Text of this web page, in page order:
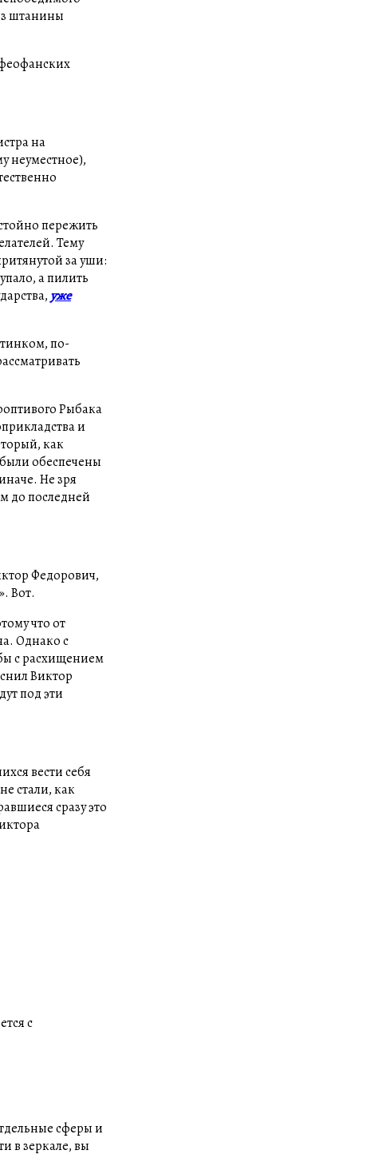
штанины
на
неуместное),
пережить
Тему
за уши:
а пилить
уже
по-
Рыбака
и
как
обеспечены
Не зря
до последней
Федорович,
Вот.
что от
Однако с
с расхищением
Виктор
под эти
вести себя
стали, как
сразу это
с
сферы и
в зеркале, вы